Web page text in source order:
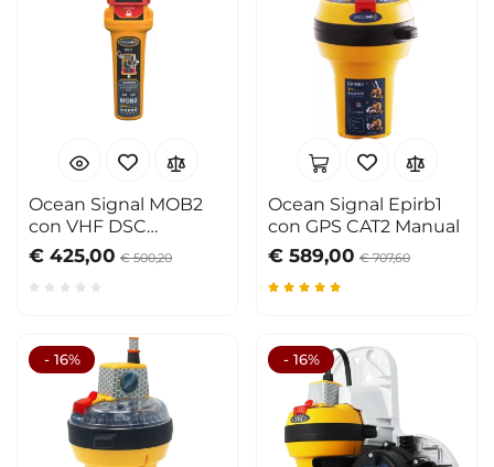
Ocean Signal MOB2
con VHF DSC
integrato
€ 425,00 € 500,20
Ocean Signal Epirb1
con GPS CAT2 Manual
€ 589,00 € 707,60
- 16% - 16%